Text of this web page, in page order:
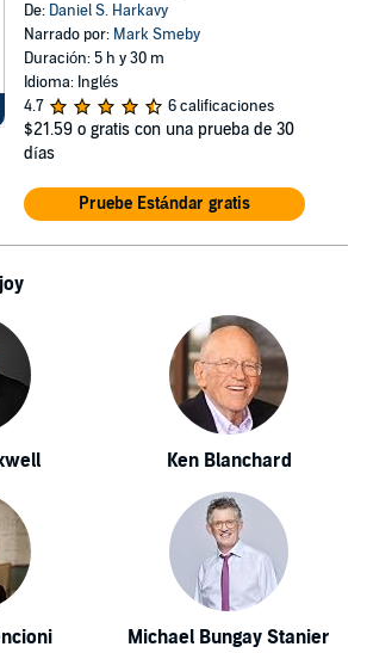
De: Daniel S. Harkavy
Narrado por: Mark Smeby
Duración: 5 h y 30 m
Idioma: Inglés
4.7
6 calificaciones
$21.59 o gratis con una prueba de 30
días
Pruebe Estándar gratis
Ken Blanchard
Michael Bungay Stanier